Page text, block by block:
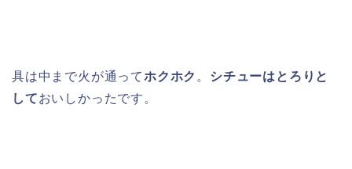
具は中まで火が通ってホクホク 。 シチューはとろりと
しておいしかったです。